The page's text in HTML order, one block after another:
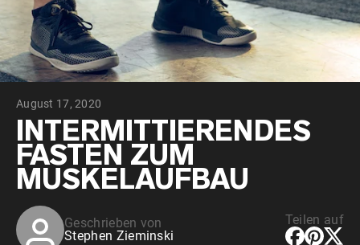
August 17, 2020
INTERMITTIERENDES
FASTEN ZUM
MUSKELAUFBAU
Geschrieben von
Stephen Zieminski
Teilen auf